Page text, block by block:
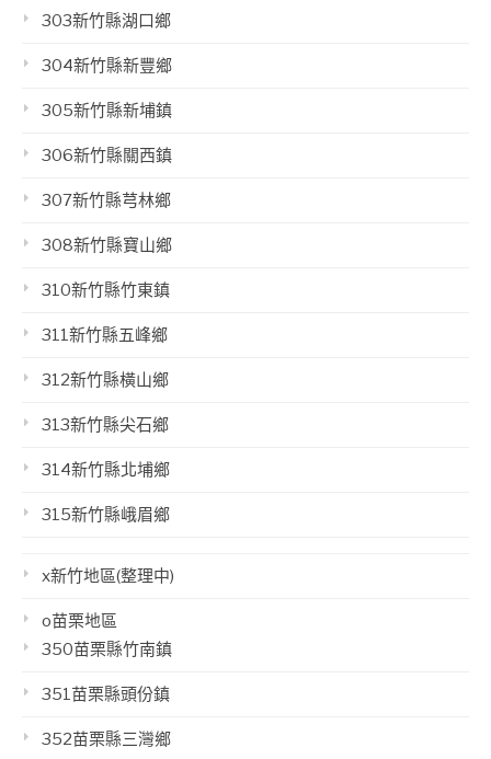
303新竹縣湖口鄉
304新竹縣新豐鄉
305新竹縣新埔鎮
306新竹縣關西鎮
307新竹縣芎林鄉
308新竹縣寶山鄉
310新竹縣竹東鎮
311新竹縣五峰鄉
312新竹縣橫山鄉
313新竹縣尖石鄉
314新竹縣北埔鄉
315新竹縣峨眉鄉
x新竹地區(整理中)
o苗栗地區
350苗栗縣竹南鎮
351苗栗縣頭份鎮
352苗栗縣三灣鄉